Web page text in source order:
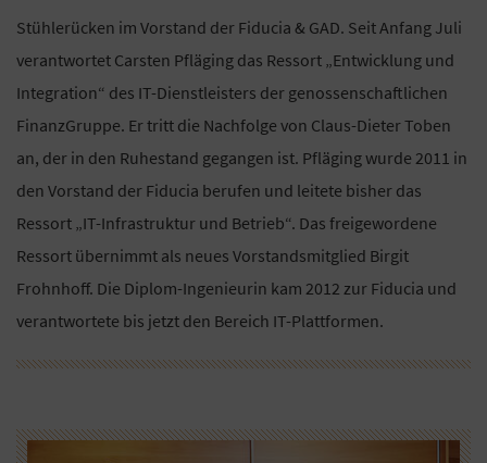
Stühlerücken im Vorstand der Fiducia & GAD. Seit Anfang Juli
verantwortet Carsten Pfläging das Ressort „Entwicklung und
Integration“ des IT-Dienstleisters der genossenschaftlichen
FinanzGruppe. Er tritt die Nachfolge von Claus-Dieter Toben
an, der in den Ruhestand gegangen ist. Pfläging wurde 2011 in
den Vorstand der Fiducia berufen und leitete bisher das
Ressort „IT-Infrastruktur und Betrieb“. Das freigewordene
Ressort übernimmt als neues Vorstandsmitglied Birgit
Frohnhoff. Die Diplom-Ingenieurin kam 2012 zur Fiducia und
verantwortete bis jetzt den Bereich IT-Plattformen.